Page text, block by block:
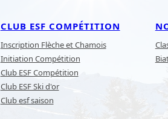
CLUB ESF COMPÉTITION
Inscription Flèche et Chamois
Initiation Compétition
Club ESF Compétition
Club ESF Ski d'or
Club esf saison